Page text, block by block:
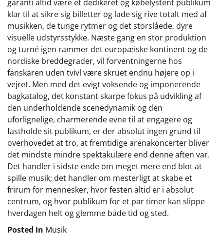
garanti altid være et dedikeret og købelystent publikum
klar til at sikre sig billetter og lade sig rive totalt med af
musikken, de tunge rytmer og det storslåede, dyre
visuelle udstyrsstykke. Næste gang en stor produktion
og turné igen rammer det europæiske kontinent og de
nordiske breddegrader, vil forventningerne hos
fanskaren uden tvivl være skruet endnu højere op i
vejret. Men med det evigt voksende og imponerende
bagkatalog, det konstant skarpe fokus på udvikling af
den underholdende scenedynamik og den
uforlignelige, charmerende evne til at engagere og
fastholde sit publikum, er der absolut ingen grund til
overhovedet at tro, at fremtidige arenakoncerter bliver
det mindste mindre spektakulære end denne aften var.
Det handler i sidste ende om meget mere end blot at
spille musik; det handler om mesterligt at skabe et
frirum for mennesker, hvor festen altid er i absolut
centrum, og hvor publikum for et par timer kan slippe
hverdagen helt og glemme både tid og sted.
Posted in Musik